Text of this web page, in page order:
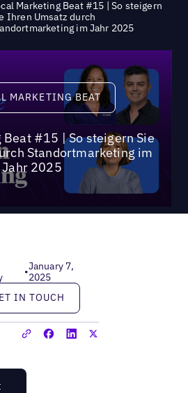
Marketing Beat #15 | So steigern
Ihren Umsatz durch
im Jahr 2025
Local Marketing Beat
MARKETING BEAT
#15 | So steigern Sie
Standortmarketing im
Jahr 2025
•January 7,
2025
IN TOUCH